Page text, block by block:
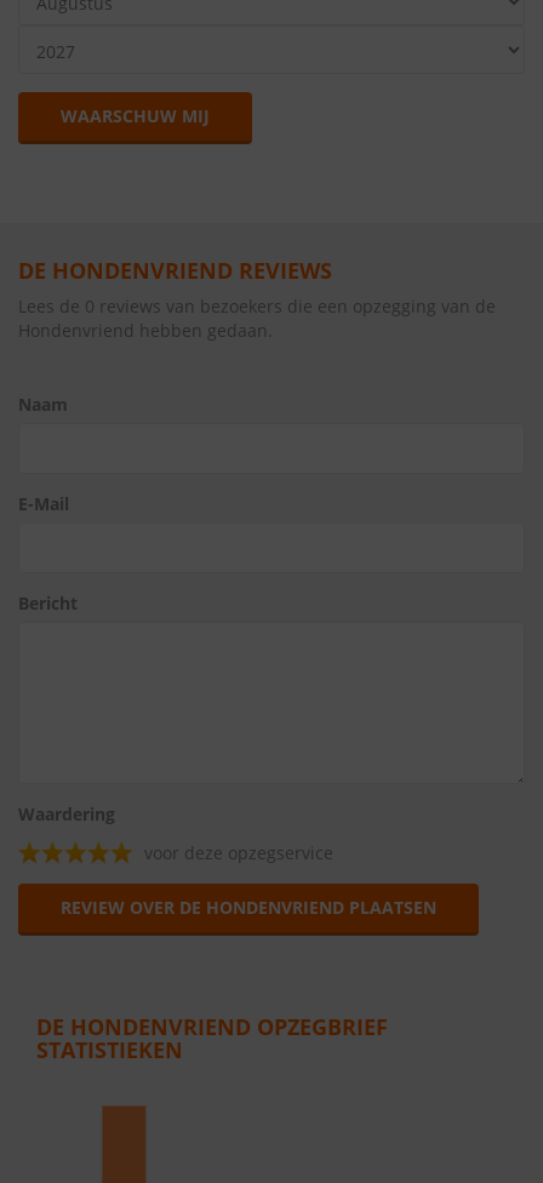
WAARSCHUW MIJ
DE HONDENVRIEND REVIEWS
Lees de 0 reviews van bezoekers die een opzegging van de
Hondenvriend hebben gedaan.
Naam
E-Mail
Bericht
Waardering
voor deze opzegservice
REVIEW OVER DE HONDENVRIEND PLAATSEN
DE HONDENVRIEND OPZEGBRIEF
STATISTIEKEN